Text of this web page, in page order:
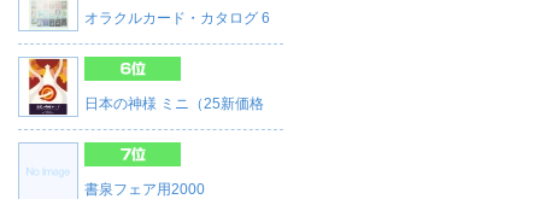
オラクルカード・カタログ 6
日本の神様 ミニ（25新価格
書泉フェア用2000